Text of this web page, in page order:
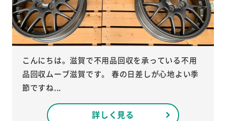
こんにちは。滋賀で不用品回収を承っている不用
品回収ムーブ滋賀です。 春の日差しが心地よい季
節ですね...
詳しく見る